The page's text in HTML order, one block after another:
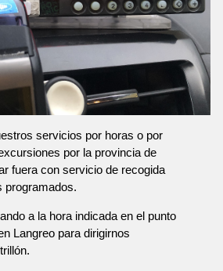
servicios por horas o por
por la provincia de
fuera con servicio de recogida
programados.
a la hora indicada en el punto
Langreo para dirigirnos